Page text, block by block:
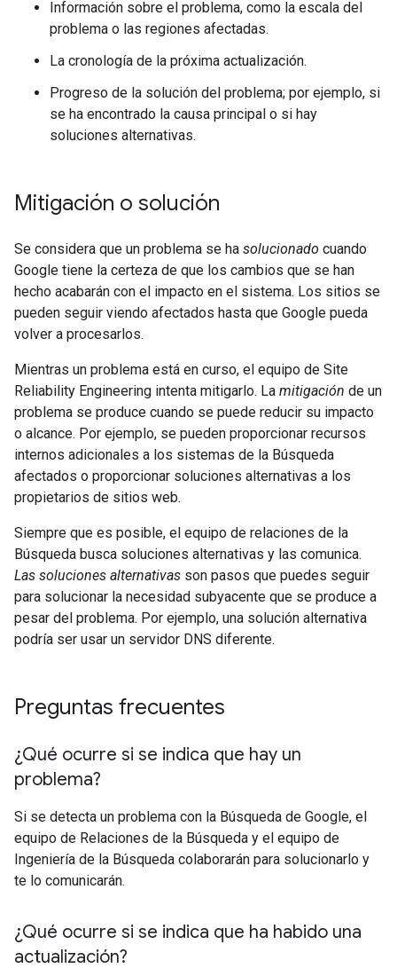
Información sobre el problema, como la escala del
problema o las regiones afectadas.
La cronología de la próxima actualización.
Progreso de la solución del problema; por ejemplo, si
se ha encontrado la causa principal o si hay
soluciones alternativas.
Mitigación o solución
Se considera que un problema se ha solucionado cuando
Google tiene la certeza de que los cambios que se han
hecho acabarán con el impacto en el sistema. Los sitios se
pueden seguir viendo afectados hasta que Google pueda
volver a procesarlos.
Mientras un problema está en curso, el equipo de Site
Reliability Engineering intenta mitigarlo. La mitigación de un
problema se produce cuando se puede reducir su impacto
o alcance. Por ejemplo, se pueden proporcionar recursos
internos adicionales a los sistemas de la Búsqueda
afectados o proporcionar soluciones alternativas a los
propietarios de sitios web.
Siempre que es posible, el equipo de relaciones de la
Búsqueda busca soluciones alternativas y las comunica.
Las soluciones alternativas son pasos que puedes seguir
para solucionar la necesidad subyacente que se produce a
pesar del problema. Por ejemplo, una solución alternativa
podría ser usar un servidor DNS diferente.
Preguntas frecuentes
¿Qué ocurre si se indica que hay un
problema?
Si se detecta un problema con la Búsqueda de Google, el
equipo de Relaciones de la Búsqueda y el equipo de
Ingeniería de la Búsqueda colaborarán para solucionarlo y
te lo comunicarán.
¿Qué ocurre si se indica que ha habido una
actualización?